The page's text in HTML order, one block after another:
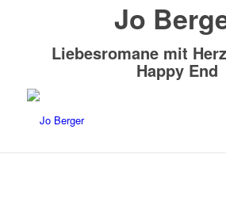
Jo
Liebesromane mit
Happy End